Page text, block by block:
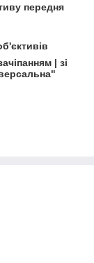
передня
| зі